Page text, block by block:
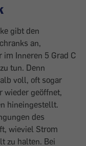
gibt den
an,
im Inneren 5 Grad C
tun. Denn
voll, oft sogar
wieder geöffnet,
hineingestellt.
des
wieviel Strom
zu halten. Bei